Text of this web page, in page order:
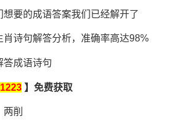
要的成语答案我们已经解开了
肖诗句解答分析，准确率高达98%
答成语诗句
】免费获取
削